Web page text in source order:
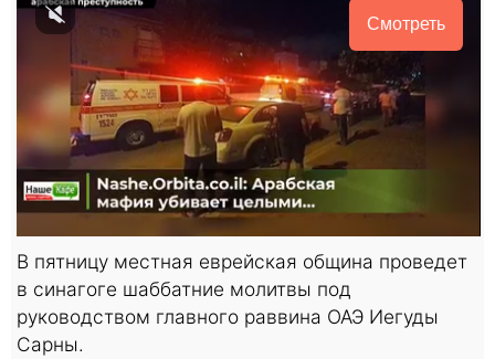
Смотреть
В пятницу местная еврейская община проведет
в синагоге шаббатние молитвы под
руководством главного раввина ОАЭ Иегуды
Сарны.